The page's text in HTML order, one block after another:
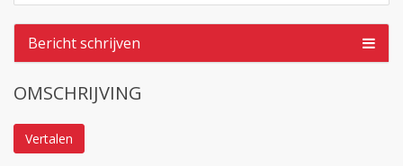
Bericht schrijven
OMSCHRIJVING
Vertalen